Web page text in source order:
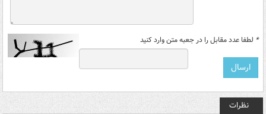
* لطفا عدد مقابل را در جعبه متن وارد کنید
نظرات